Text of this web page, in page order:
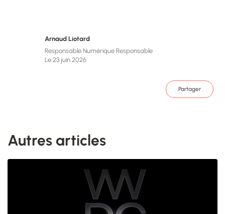
Arnaud Liotard
Responsable Numérique Responsable
Le 23 juin 2026
Partager
Autres articles